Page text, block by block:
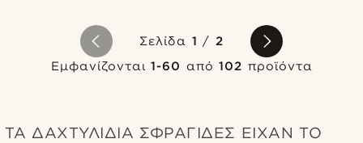
Σελίδα 1 / 2
Εμφανίζονται 1-60 από 102 προϊόντα
ΤΑ ΔΑΧΤΥΛΙΔΙΑ ΣΦΡΑΓΙΔΕΣ ΕΙΧΑΝ ΤΟ